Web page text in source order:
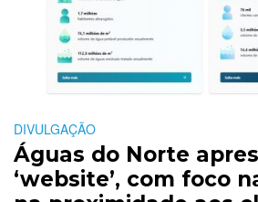
DIVULGAÇÃO
Águas do Norte
‘website’, com foco